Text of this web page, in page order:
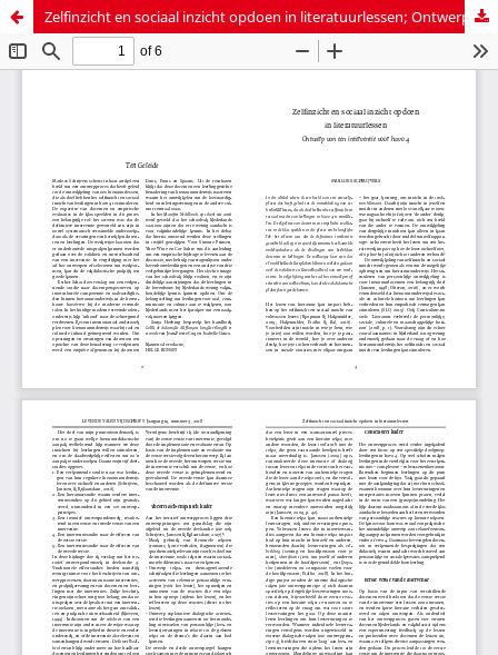
Zelfinzicht en sociaal inzicht opdoen in literatuurlessen; Ontwerp van een interventie voor havo 4